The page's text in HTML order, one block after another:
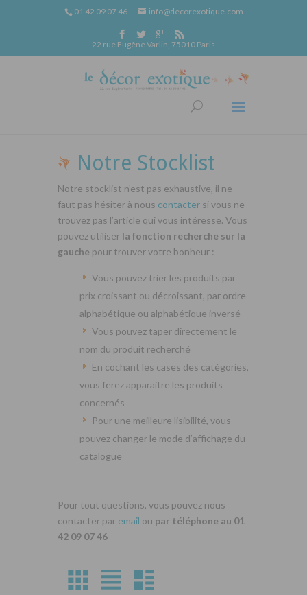
01 42 09 07 46 info@decorexotique.com
22 rue Eugène Varlin, 75010 Paris
Notre Stocklist
Notre stocklist n’est pas exhaustive, il ne
faut pas hésiter à nous contacter si vous ne
trouvez pas l’article qui vous intéresse. Vous
pouvez utiliser la fonction recherche sur la
gauche pour trouver votre bonheur :
Vous pouvez trier les produits par
prix croissant ou décroissant, par ordre
alphabétique ou alphabétique inversé
Vous pouvez taper directement le
nom du produit recherché
En cochant les cases des catégories,
vous ferez apparaitre les produits
concernés
Pour une meilleure lisibilité, vous
pouvez changer le mode d’affichage du
catalogue
Pour tout questions, vous pouvez nous
contacter par email ou par téléphone au 01
42 09 07 46